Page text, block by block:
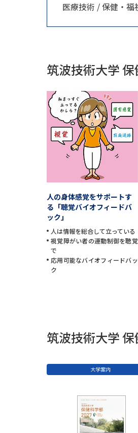
医療技術 / 保健・
筑波技術大学
人の身体感覚をサポートす
る「聴覚バイオフィードバ
ック」
人は情報を総合して立っている
視覚障がい者の運動制御を聴覚
で
応用可能なバイオフィードバッ
ク
筑波技術大学
大学案内